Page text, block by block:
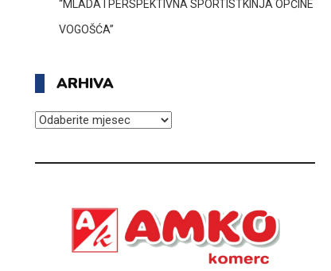
“MLADA I PERSPEKTIVNA SPORTISTKINJA OPĆINE
VOGOŠĆA”
ARHIVA
ARHIVA